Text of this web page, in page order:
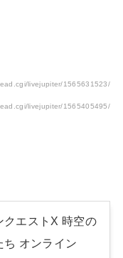
livejupiter/1565631523/
livejupiter/1565405495/
クエストX 時空の
ち オンライン